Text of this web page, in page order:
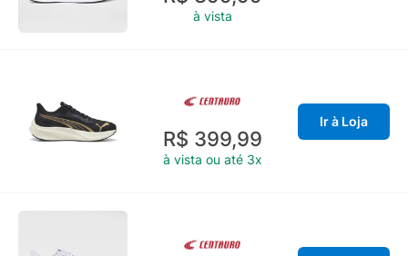
à vista
R$ 399,99
à vista ou até 3x
Ir à Loja